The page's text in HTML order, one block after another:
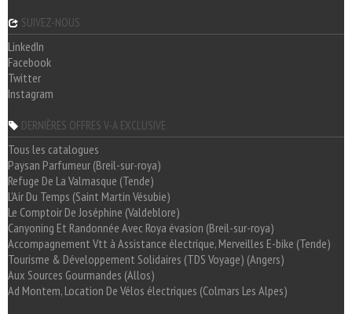
SUIVEZ-NOUS
LinkedIn
Facebook
Twitter
Instagram
DERNIÈRES OFFRES V-A EXCLUSIVE
Tous les catalogues
Paysan Parfumeur (Breil-sur-roya)
Refuge De La Valmasque (Tende)
L'Air Du Temps (Saint Martin Vésubie)
Le Comptoir De Joséphine (Valdeblore)
Canyoning Et Randonnée Avec Roya évasion (Breil-sur-roya)
Accompagnement Vtt à Assistance électrique, Merveilles E-bike (Tende)
Tourisme & Développement Solidaires (TDS Voyage) (Angers)
Aux Sources Gourmandes (Allos)
Ad Montem, Location De Vélos électriques (Colmars Les Alpes)